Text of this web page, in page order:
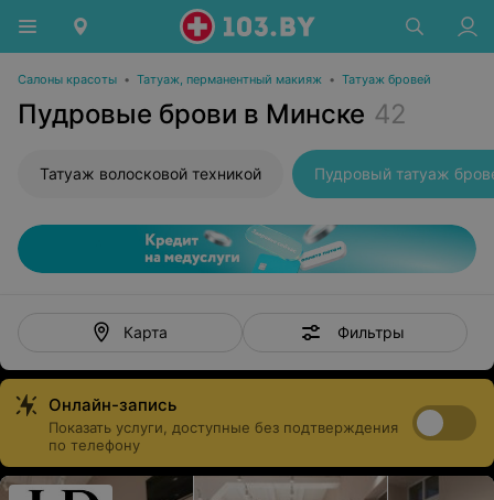
Салоны красоты • Татуаж, перманентный макияж • Татуаж бровей
Пудровые брови в Минске 42
Татуаж волосковой техникой Пудровый татуаж
Карта Фильтры
Онлайн-запись
Показать услуги, доступные без подтверждения
по телефону